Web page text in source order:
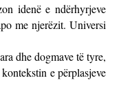
idenë e ndërhyrjeve
me njerëzit. Universi
dhe dogmave të tyre,
e përplasjeve